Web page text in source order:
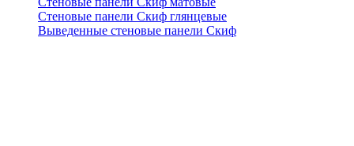
Стеновые панели Скиф глянцевые
Выведенные стеновые панели Скиф